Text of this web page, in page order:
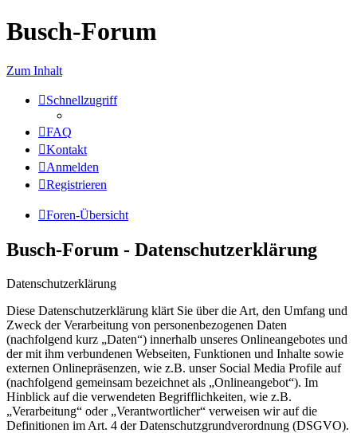
Busch-Forum
Zum Inhalt
Schnellzugriff
FAQ
Kontakt
Anmelden
Registrieren
Foren-Übersicht
Busch-Forum - Datenschutzerklärung
Datenschutzerklärung
Diese Datenschutzerklärung klärt Sie über die Art, den Umfang und
Zweck der Verarbeitung von personenbezogenen Daten
(nachfolgend kurz „Daten“) innerhalb unseres Onlineangebotes und
der mit ihm verbundenen Webseiten, Funktionen und Inhalte sowie
externen Onlinepräsenzen, wie z.B. unser Social Media Profile auf
(nachfolgend gemeinsam bezeichnet als „Onlineangebot“). Im
Hinblick auf die verwendeten Begrifflichkeiten, wie z.B.
„Verarbeitung“ oder „Verantwortlicher“ verweisen wir auf die
Definitionen im Art. 4 der Datenschutzgrundverordnung (DSGVO).